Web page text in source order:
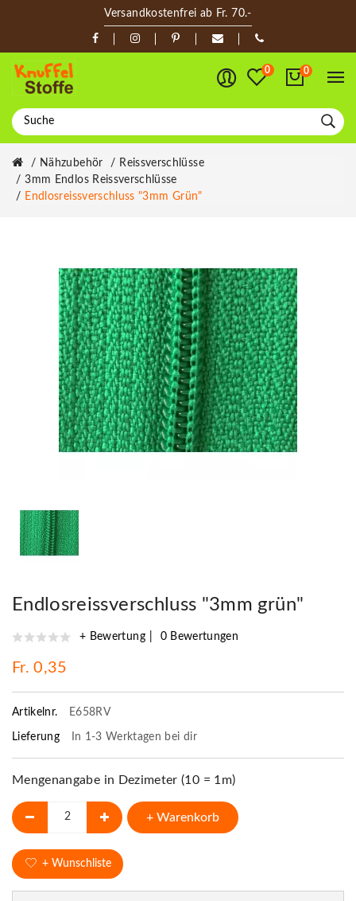
Versandkostenfrei ab Fr. 70.-
0 0
Nähzubehör
Reissverschlüsse
3mm Endlos Reissverschlüsse
Endlosreissverschluss "3mm Grün"
Endlosreissverschluss "3mm grün"
+ Bewertung 0 Bewertungen
Fr. 0,35
Artikelnr. E658RV
Lieferung In 1-3 Werktagen bei dir
Mengenangabe in Dezimeter (10 = 1m)
+ Warenkorb
+ Wunschliste